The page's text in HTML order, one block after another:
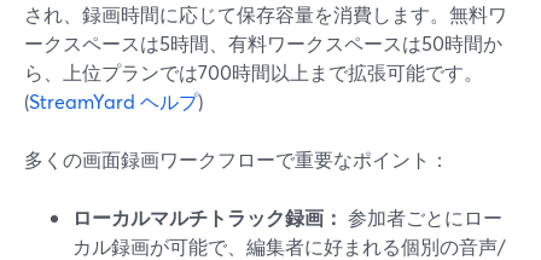
され、録画時間に応じて保存容量を消費します。無料ワ
ークスペースは5時間、有料ワークスペースは50時間か
ら、上位プランでは700時間以上まで拡張可能です。
(StreamYard ヘルプ)
多くの画面録画ワークフローで重要なポイント：
ローカルマルチトラック録画： 参加者ごとにロー
カル録画が可能で、編集者に好まれる個別の音声/